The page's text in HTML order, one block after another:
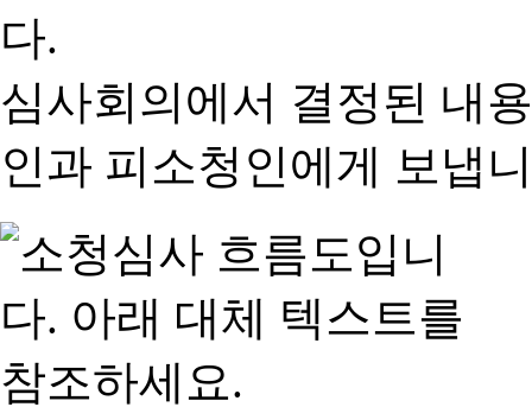
다.
심사회의에서 결정된 내
인과 피소청인에게 보냅